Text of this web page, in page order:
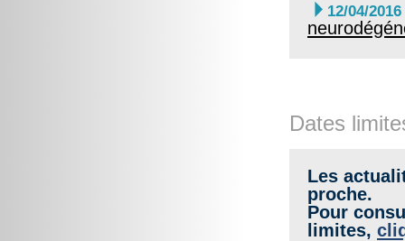
 12/04/2016
Dates
Les
proche.
Pour
limites,